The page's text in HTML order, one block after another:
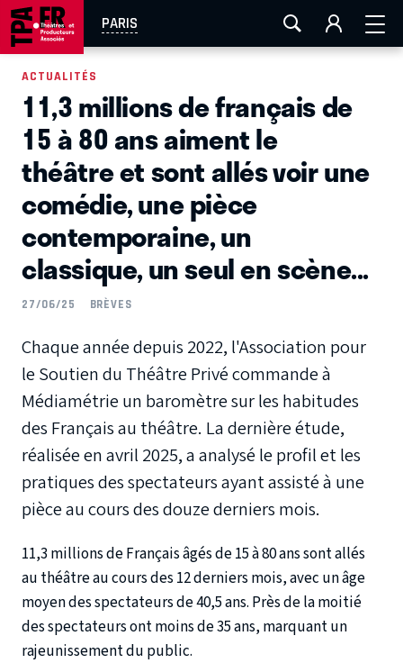
PARIS
AIX-MARSEILLE LA ROCHELLE
EN TOURNÉE
ACTUALITÉS
11,3 millions de français de
15 à 80 ans aiment le
théâtre et sont allés voir une
comédie, une pièce
contemporaine, un
classique, un seul en scène...
27/06/25 BRÈVES
Chaque année depuis 2022, l'Association pour
le Soutien du Théâtre Privé commande à
Médiamétrie un baromètre sur les habitudes
des Français au théâtre. La dernière étude,
réalisée en avril 2025, a analysé le profil et les
pratiques des spectateurs ayant assisté à une
pièce au cours des douze derniers mois.
11,3 millions de Français âgés de 15 à 80 ans sont allés
au théâtre au cours des 12 derniers mois, avec un âge
moyen des spectateurs de 40,5 ans. ​Près de la moitié
des spectateurs ont moins de 35 ans, marquant un
rajeunissement du public.